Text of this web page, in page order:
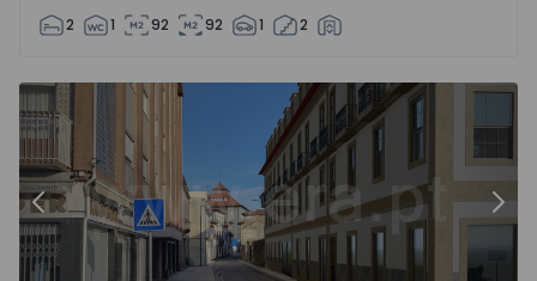
2 1 92 92 1 2
Anterior